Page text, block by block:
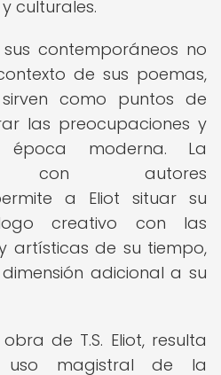
culturales.
contemporáneos no
de sus poemas,
como puntos de
las preocupaciones y
moderna. La
con autores
a Eliot situar su
creativo con las
artísticas de su tiempo,
adicional a su
de T.S. Eliot, resulta
uso magistral de la